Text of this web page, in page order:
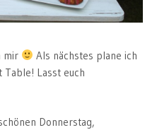
mir
Als nächstes plane ich
Table! Lasst euch
Donnerstag,